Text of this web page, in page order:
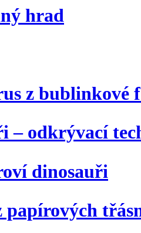
hrad
z bublinkové
– odkrývací
dinosauři
papírových